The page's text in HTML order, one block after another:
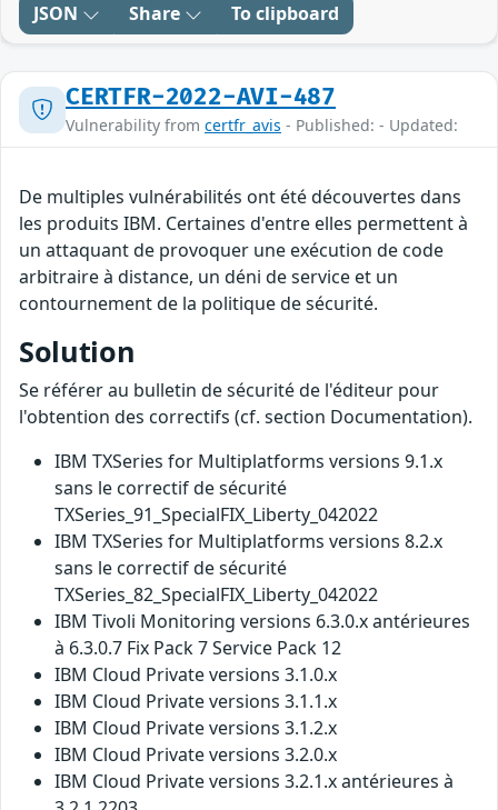
JSON Share To clipboard
CERTFR-2022-AVI-487
Vulnerability from certfr_avis - Published: - Updated:
De multiples vulnérabilités ont été découvertes dans
les produits IBM. Certaines d'entre elles permettent à
un attaquant de provoquer une exécution de code
arbitraire à distance, un déni de service et un
contournement de la politique de sécurité.
Solution
Se référer au bulletin de sécurité de l'éditeur pour
l'obtention des correctifs (cf. section Documentation).
IBM TXSeries for Multiplatforms versions 9.1.x
sans le correctif de sécurité
TXSeries_91_SpecialFIX_Liberty_042022
IBM TXSeries for Multiplatforms versions 8.2.x
sans le correctif de sécurité
TXSeries_82_SpecialFIX_Liberty_042022
IBM Tivoli Monitoring versions 6.3.0.x antérieures
à 6.3.0.7 Fix Pack 7 Service Pack 12
IBM Cloud Private versions 3.1.0.x
IBM Cloud Private versions 3.1.1.x
IBM Cloud Private versions 3.1.2.x
IBM Cloud Private versions 3.2.0.x
IBM Cloud Private versions 3.2.1.x antérieures à